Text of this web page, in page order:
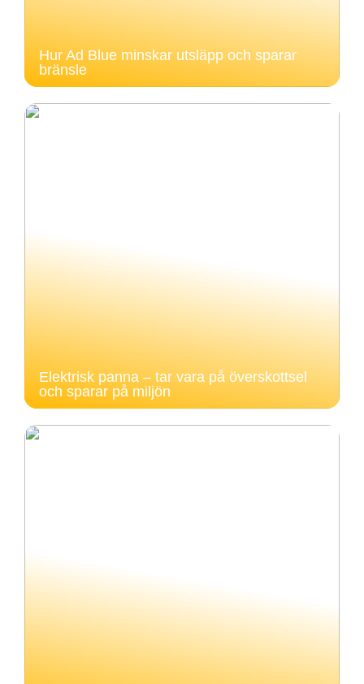
Hur Ad Blue minskar utsläpp och sparar
bränsle
Elektrisk panna – tar vara på överskottsel
och sparar på miljön